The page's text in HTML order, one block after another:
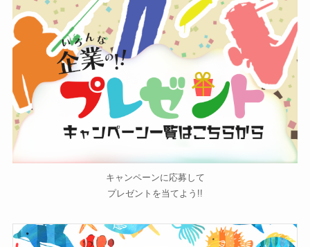
キャンペーンに応募して
プレゼントを当てよう!!